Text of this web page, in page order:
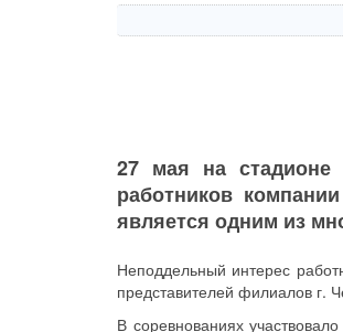
27 мая на стадионе
работников
является одним из
Неподдельный интерес
представителей филиалов г.
В соревнованиях